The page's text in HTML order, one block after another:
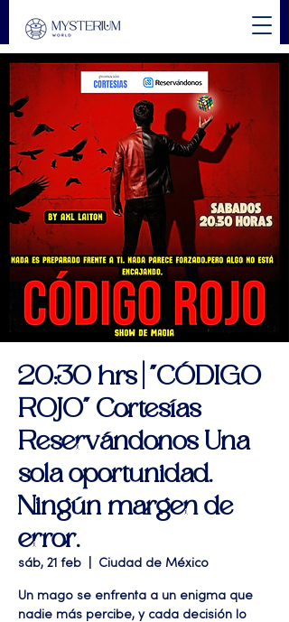
20:30 hrs | "CÓDIGO
ROJO" Cortesías
Reservándonos Una
sola oportunidad.
Ningún margen de
error.
sáb, 21 feb Ciudad de México
Un mago se enfrenta a un enigma que
nadie más percibe, y cada decisión lo